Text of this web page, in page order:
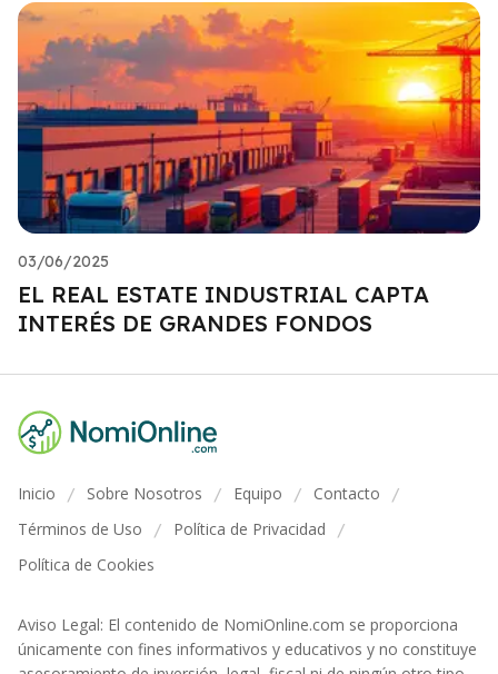
03/06/2025
EL REAL ESTATE INDUSTRIAL CAPTA
INTERÉS DE GRANDES FONDOS
Inicio / Sobre Nosotros / Equipo / Contacto /
Términos de Uso / Política de Privacidad /
Política de Cookies
Aviso Legal: El contenido de NomiOnline.com se proporciona
únicamente con fines informativos y educativos y no constituye